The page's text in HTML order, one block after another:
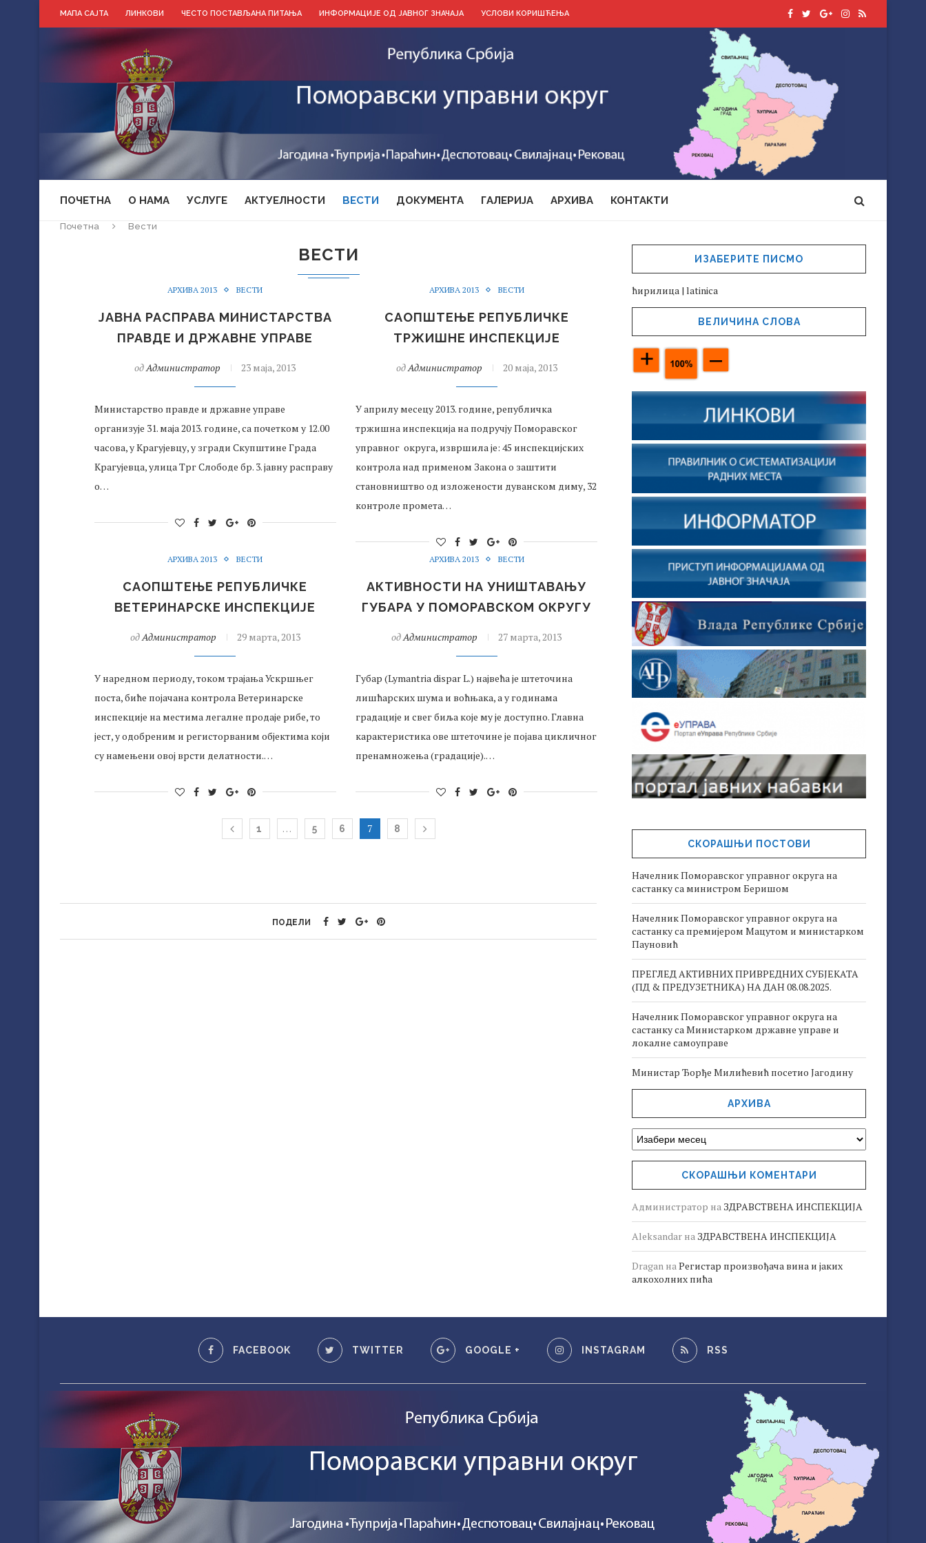
МАПА САЈТА ЛИНКОВИ ЧЕСТО ПОСТАВЉАНА ПИТАЊА ИНФОРМАЦИЈЕ ОД ЈАВНОГ ЗНАЧАЈА УСЛОВИ КОРИШЋЕЊА
ПОЧЕТНА О НАМА УСЛУГЕ АКТУЕЛНОСТИ ВЕСТИ ДОКУМЕНТА ГАЛЕРИЈА АРХИВА КОНТАКТИ
Почетна Вести
ВЕСТИ
АРХИВА 2013 ВЕСТИ
ЈАВНА РАСПРАВА МИНИСТАРСТВA
ПРАВДЕ И ДРЖАВНЕ УПРАВЕ
од Администратор 23 маја, 2013
Министарство правде и државне управе
организује 31. маја 2013. године, са почетком у 12.00
часова, у Крагујевцу, у згради Скупштине Града
Крагујевца, улица Трг Слободе бр. 3. јавну расправу
о…
АРХИВА 2013 ВЕСТИ
САОПШТЕЊЕ РЕПУБЛИЧКE
ТРЖИШНЕ ИНСПЕКЦИЈЕ
од Администратор 20 маја, 2013
У априлу месецу 2013. године, републичка
тржишна инспекција на подручју Поморавског
управног округа, извршила је: 45 инспекцијских
контрола над применом Закона о заштити
становништвo од изложености дуванском диму, 32
контроле промета…
АРХИВА 2013 ВЕСТИ
САОПШТЕЊЕ РЕПУБЛИЧКЕ
ВЕТЕРИНАРСКЕ ИНСПЕКЦИЈЕ
од Администратор 29 марта, 2013
У наредном периоду, током трајања Ускршњег
поста, биће појачана контрола Ветеринарске
инспекције на местима легалне продаје рибе, то
јест, у одобреним и регисторваним објектима који
су намењени овој врсти делатности.…
АРХИВА 2013 ВЕСТИ
АКТИВНОСТИ НА УНИШТАВАЊУ
ГУБАРА У ПОМОРАВСКОМ ОКРУГУ
од Администратор 27 марта, 2013
Губар (Lymantria dispar L.) највећа је штеточина
лишћарских шума и воћњака, а у годинама
градације и свег биља које му је доступно. Главна
карактеристика ове штеточине је појава цикличног
пренамножења (градације).…
1 … 5 6 7 8
ПОДЕЛИ
ИЗАБЕРИТЕ ПИСМО
ћирилица | latinica
ВЕЛИЧИНА СЛОВА
СКОРАШЊИ ПОСТОВИ
Начелник Поморавског управног округа на
састанку са министром Беришом
Начелник Поморавског управног округа на
састанку са премијером Мацутом и министарком
Пауновић
ПРЕГЛЕД АКТИВНИХ ПРИВРЕДНИХ СУБЈЕКАТА
(ПД & ПРЕДУЗЕТНИКА) НА ДАН 08.08.2025.
Начелник Поморавског управног округа на
састанку са Министарком државне управе и
локалне самоуправе
Министар Ђорђе Милићевић посетио Јагодину
АРХИВА
СКОРАШЊИ КОМЕНТАРИ
Администратор на ЗДРАВСТВЕНА ИНСПЕКЦИЈА
Aleksandar на ЗДРАВСТВЕНА ИНСПЕКЦИЈА
Dragan наРегистар произвођача вина и јаких
алкохолних пића
FACEBOOK TWITTER GOOGLE + INSTAGRAM RSS